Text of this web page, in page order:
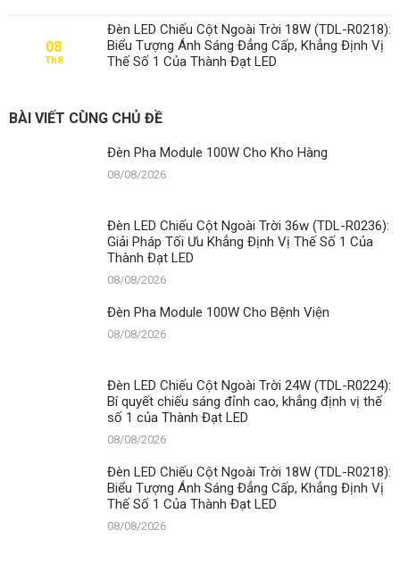
08
Th8
Đèn LED Chiếu Cột Ngoài Trời 18W (TDL-R0218):
Biểu Tượng Ánh Sáng Đẳng Cấp, Khẳng Định Vị
Thế Số 1 Của Thành Đạt LED
BÀI VIẾT CÙNG CHỦ ĐỀ
Đèn Pha Module 100W Cho Kho Hàng
08/08/2026
Đèn LED Chiếu Cột Ngoài Trời 36w (TDL-R0236):
Giải Pháp Tối Ưu Khẳng Định Vị Thế Số 1 Của
Thành Đạt LED
08/08/2026
Đèn Pha Module 100W Cho Bệnh Viện
08/08/2026
Đèn LED Chiếu Cột Ngoài Trời 24W (TDL-R0224):
Bí quyết chiếu sáng đỉnh cao, khẳng định vị thế
số 1 của Thành Đạt LED
08/08/2026
Đèn LED Chiếu Cột Ngoài Trời 18W (TDL-R0218):
Biểu Tượng Ánh Sáng Đẳng Cấp, Khẳng Định Vị
Thế Số 1 Của Thành Đạt LED
08/08/2026